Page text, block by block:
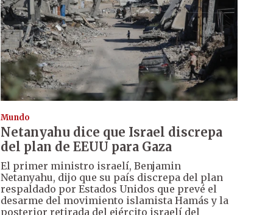
Mundo
Netanyahu dice que Israel discrepa
del plan de EEUU para Gaza
El primer ministro israelí, Benjamin
Netanyahu, dijo que su país discrepa del plan
respaldado por Estados Unidos que prevé el
desarme del movimiento islamista Hamás y la
posterior retirada del ejército israelí del